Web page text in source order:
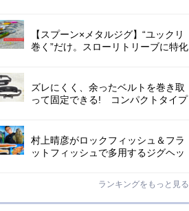
【スプーン×メタルジグ】“ユックリ
巻く”だけ。スローリトリーブに特化
ズレにくく、余ったベルトを巻き取
って固定できる! コンパクトタイプ
村上晴彦がロックフィッシュ＆フラ
ットフィッシュで多用するジグヘッ
ランキングをもっと見る